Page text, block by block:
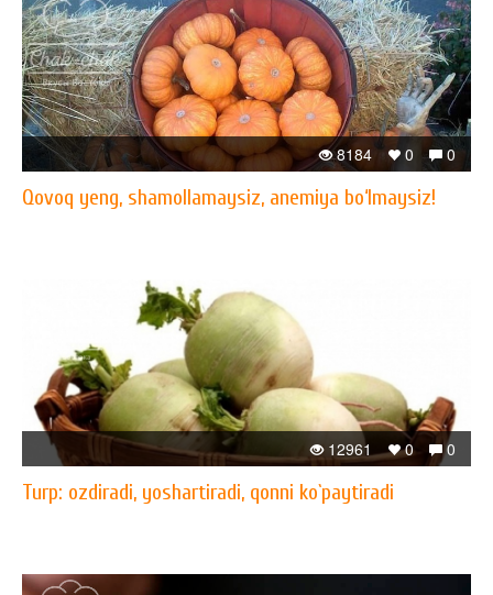
0
0
8184
Qovoq yeng, shamollamaysiz, anemiya bo‘lmaysiz!
0
0
12961
Turp: ozdiradi, yoshartiradi, qonni ko`paytiradi